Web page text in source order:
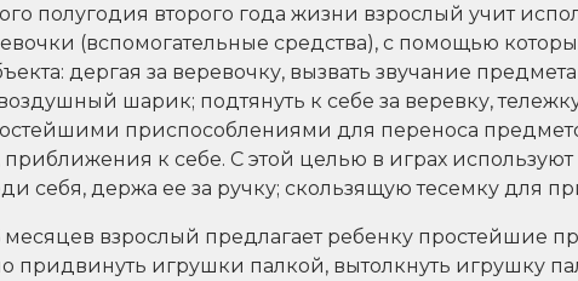
полугодия второго года жизни взрослый учит
(вспомогательные средства), с помощью
дергая за веревочку, вызвать звучание
шарик; подтянуть к себе за веревку,
приспособлениями для переноса
приближения к себе. С этой целью в играх
себя, держа ее за ручку; скользящую тесемку для
месяцев взрослый предлагает ребенку простейшие
придвинуть игрушки палкой, вытолкнуть игрушку